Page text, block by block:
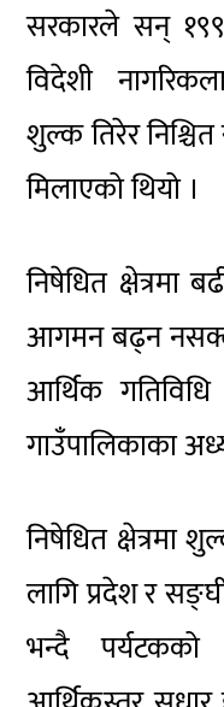
सरकारले सन्
विदेशी
शुल्क तिरेर
मिलाएको थियो ।
निषेधित क्षेत्रमा
आगमन बढ्न
आर्थिक
गाउँपालिकाका
निषेधित क्षेत्रमा
लागि प्रदेश र
भन्दै